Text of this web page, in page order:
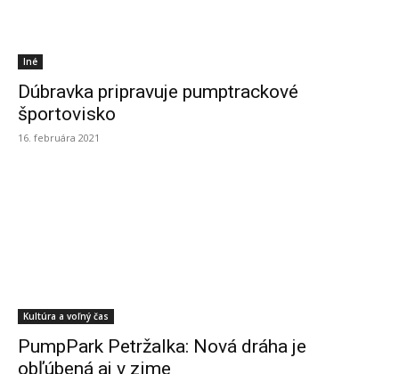
Iné
Dúbravka pripravuje pumptrackové
športovisko
16. februára 2021
Kultúra a voľný čas
PumpPark Petržalka: Nová dráha je
obľúbená aj v zime